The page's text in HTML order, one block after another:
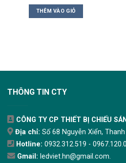
THÊM VÀO GIỎ
THÔNG TIN CTY
CÔNG TY CP THIẾT BỊ CHIẾU
Địa chỉ: Số 68 Nguyễn Xiển,
Hotline: 0932.312.519 -
Gmail: ledviet.hn@gmail.com.